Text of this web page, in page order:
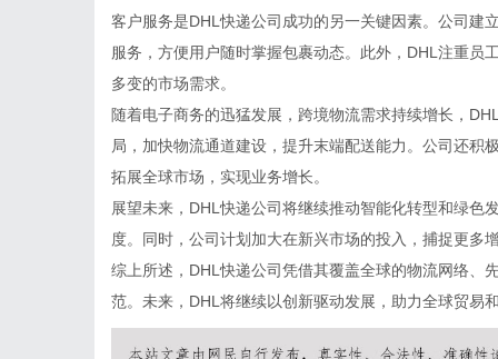
客户服务是DHL快递公司成功的另一关键因素。公司建
服务，方便用户随时掌握包裹动态。此外，DHL注重员
多变的市场需求。
随着电子商务的迅猛发展，跨境物流需求持续增长，
局，加快物流通道建设，提升末端配送能力。公司还积
拓展全球市场，实现业务增长。
展望未来，DHL快递公司将继续推动智能化转型和绿色
度。同时，公司计划加大在新兴市场的投入，捕捉更多
综上所述，DHL快递公司凭借其覆盖全球的物流网络、
范。未来，DHL将继续以创新驱动发展，助力全球贸易